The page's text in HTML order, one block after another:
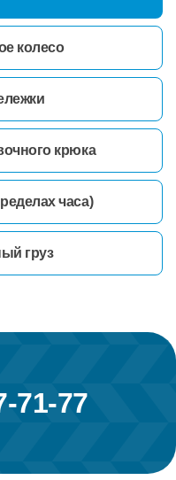
колесо
крюка
часа)
груз
71-77